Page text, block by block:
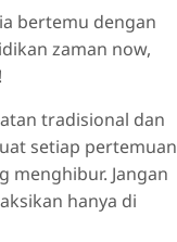
bertemu dengan
zaman now,
tradisional dan
setiap pertemuan
menghibur. Jangan
hanya di